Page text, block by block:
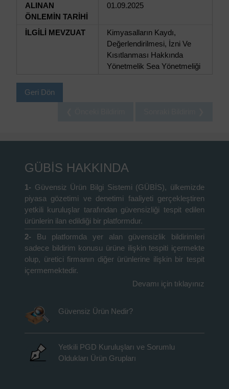
ALINAN
ÖNLEMİN TARİHİ
01.09.2025
İLGİLİ MEVZUAT
Kimyasalların Kaydı,
Değerlendirilmesi, İzni Ve
Kısıtlanması Hakkında
Yönetmelik Sea Yönetmeliği
Geri Dön
GÜBİS HAKKINDA
1- Güvensiz Ürün Bilgi Sistemi (GÜBİS), ülkemizde
piyasa gözetimi ve denetimi faaliyeti gerçekleştiren
yetkili kuruluşlar tarafından güvensizliği tespit edilen
ürünlerin ilan edildiği bir platformdur.
2-
Bu platformda yer alan güvensizlik bildirimleri
sadece bildirim konusu ürüne ilişkin tespiti içermekte
olup, üretici firmanın diğer ürünlerine ilişkin bir tespit
içermemektedir.
Devamı için tıklayınız
Güvensiz Ürün Nedir?
Yetkili PGD Kuruluşları ve Sorumlu
Oldukları Ürün Grupları